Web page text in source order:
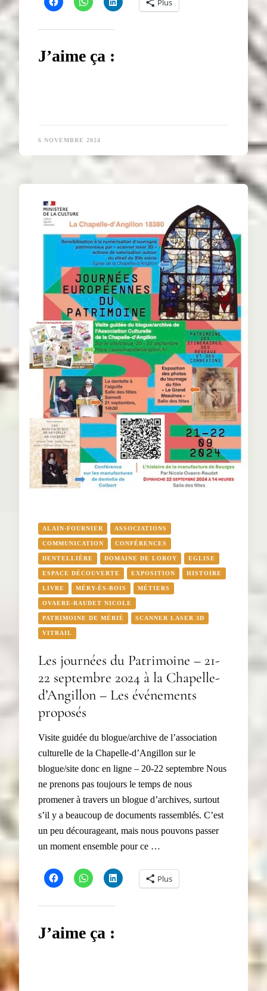
Plus
J’aime ça :
6 NOVEMBRE 2024
ALAIN-FOURNIER ASSOCIATIONS
COMMUNICATION CONFÉRENCES
DENTELLIÈRE DOMAINE DE LOROY EGLISE
ESPACE DÉCOUVERTE EXPOSITION HISTOIRE
LIVRE MÉRY-ÈS-BOIS MÉTIERS
OVAERE-RAUDET NICOLE
PATRIMOINE DE MÉRIÉ SCANNER LASER 3D
VITRAIL
Les journées du Patrimoine – 21-
22 septembre 2024 à la Chapelle-
d’Angillon – Les événements
proposés
Visite guidée du blogue/archive de l’association
culturelle de la Chapelle-d’Angillon sur le
blogue/site donc en ligne – 20-22 septembre Nous
ne prenons pas toujours le temps de nous
promener à travers un blogue d’archives, surtout
s’il y a beaucoup de documents rassemblés. C’est
un peu décourageant, mais nous pouvons passer
un moment ensemble pour ce …
Plus
J’aime ça :